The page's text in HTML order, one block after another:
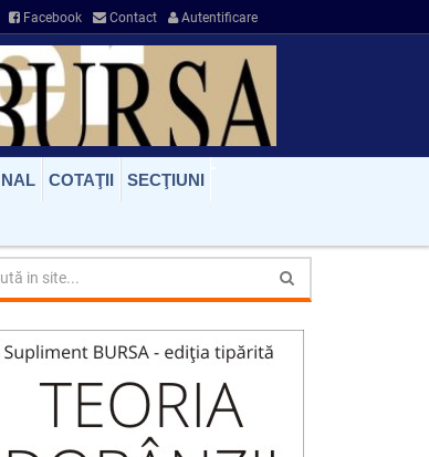
Facebook Contact Autentificare
COTAŢII SECŢIUNI